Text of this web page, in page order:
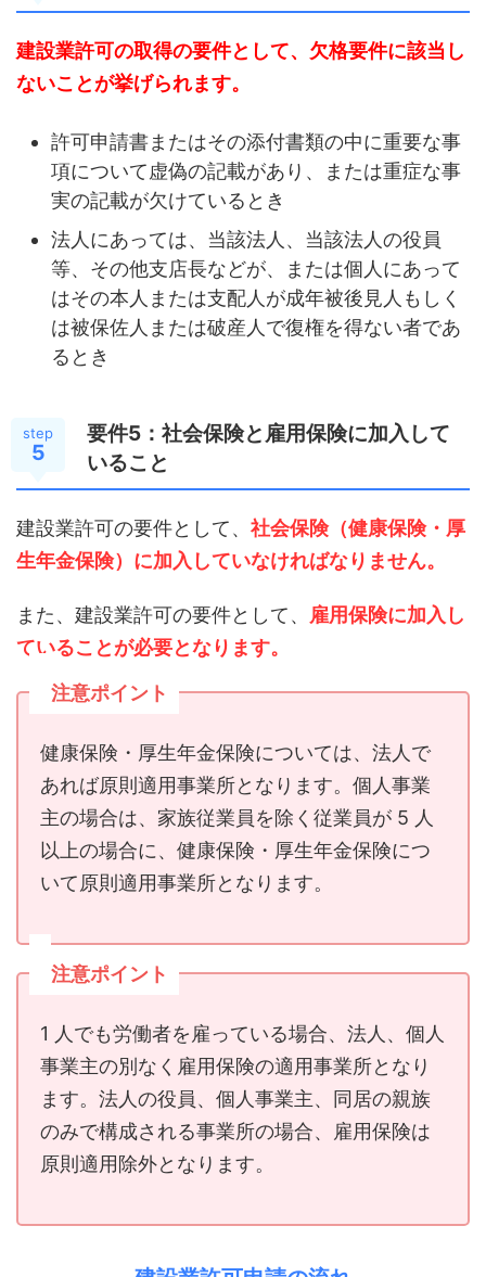
建設業許可の取得の要件として、欠格要件に該当し
ないことが挙げられます。
許可申請書またはその添付書類の中に重要な事
項について虚偽の記載があり、または重症な事
実の記載が欠けているとき
法人にあっては、当該法人、当該法人の役員
等、その他支店長などが、または個人にあって
はその本人または支配人が成年被後見人もしく
は被保佐人または破産人で復権を得ない者であ
るとき
step
5
要件5：社会保険と雇用保険に加入して
いること
建設業許可の要件として、 社会保険（健康保険・厚
生年金保険）に加入していなければなりません。
また、建設業許可の要件として、 雇用保険に加入し
ていることが必要となります。
注意ポイント
健康保険・厚生年金保険については、法人で
あれば原則適用事業所となります。個人事業
主の場合は、家族従業員を除く従業員が 5 人
以上の場合に、健康保険・厚生年金保険につ
いて原則適用事業所となります。
注意ポイント
1 人でも労働者を雇っている場合、法人、個人
事業主の別なく雇用保険の適用事業所となり
ます。法人の役員、個人事業主、同居の親族
のみで構成される事業所の場合、雇用保険は
原則適用除外となります。